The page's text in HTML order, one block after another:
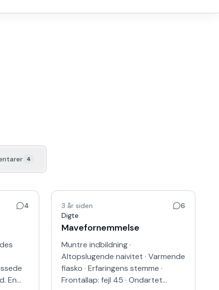
4
4
En
3 år siden
6
Digte
Mavefornemmelse
Muntre indbildning ·
Altopslugende naivitet · Varmende
fiasko · Erfaringens stemme ·
Frontallap: fejl 45 · Ondartet